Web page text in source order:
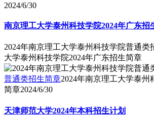
2024/6/30
南京理工大学泰州科技学院2024年广东招
2024年南京理工大学泰州科技学院普通类
大学泰州科技学院2024年广东招生简章
普通类招生简章2024年南京理工大学泰州
简章2024/6/30
天津师范大学2024年本科招生计划